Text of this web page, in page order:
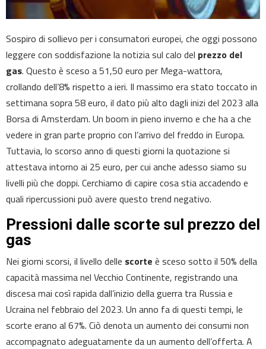
Sospiro di sollievo per i consumatori europei, che oggi possono
leggere con soddisfazione la notizia sul calo del prezzo del
gas. Questo è sceso a 51,50 euro per Mega-wattora,
crollando dell’8% rispetto a ieri. Il massimo era stato toccato in
settimana sopra 58 euro, il dato più alto dagli inizi del 2023 alla
Borsa di Amsterdam. Un boom in pieno inverno e che ha a che
vedere in gran parte proprio con l’arrivo del freddo in Europa.
Tuttavia, lo scorso anno di questi giorni la quotazione si
attestava intorno ai 25 euro, per cui anche adesso siamo su
livelli più che doppi. Cerchiamo di capire cosa stia accadendo e
quali ripercussioni può avere questo trend negativo.
Pressioni dalle scorte sul prezzo del
gas
Nei giorni scorsi, il livello delle scorte è sceso sotto il 50% della
capacità massima nel Vecchio Continente, registrando una
discesa mai così rapida dall’inizio della guerra tra Russia e
Ucraina nel febbraio del 2023. Un anno fa di questi tempi, le
scorte erano al 67%. Ciò denota un aumento dei consumi non
accompagnato adeguatamente da un aumento dell’offerta. A